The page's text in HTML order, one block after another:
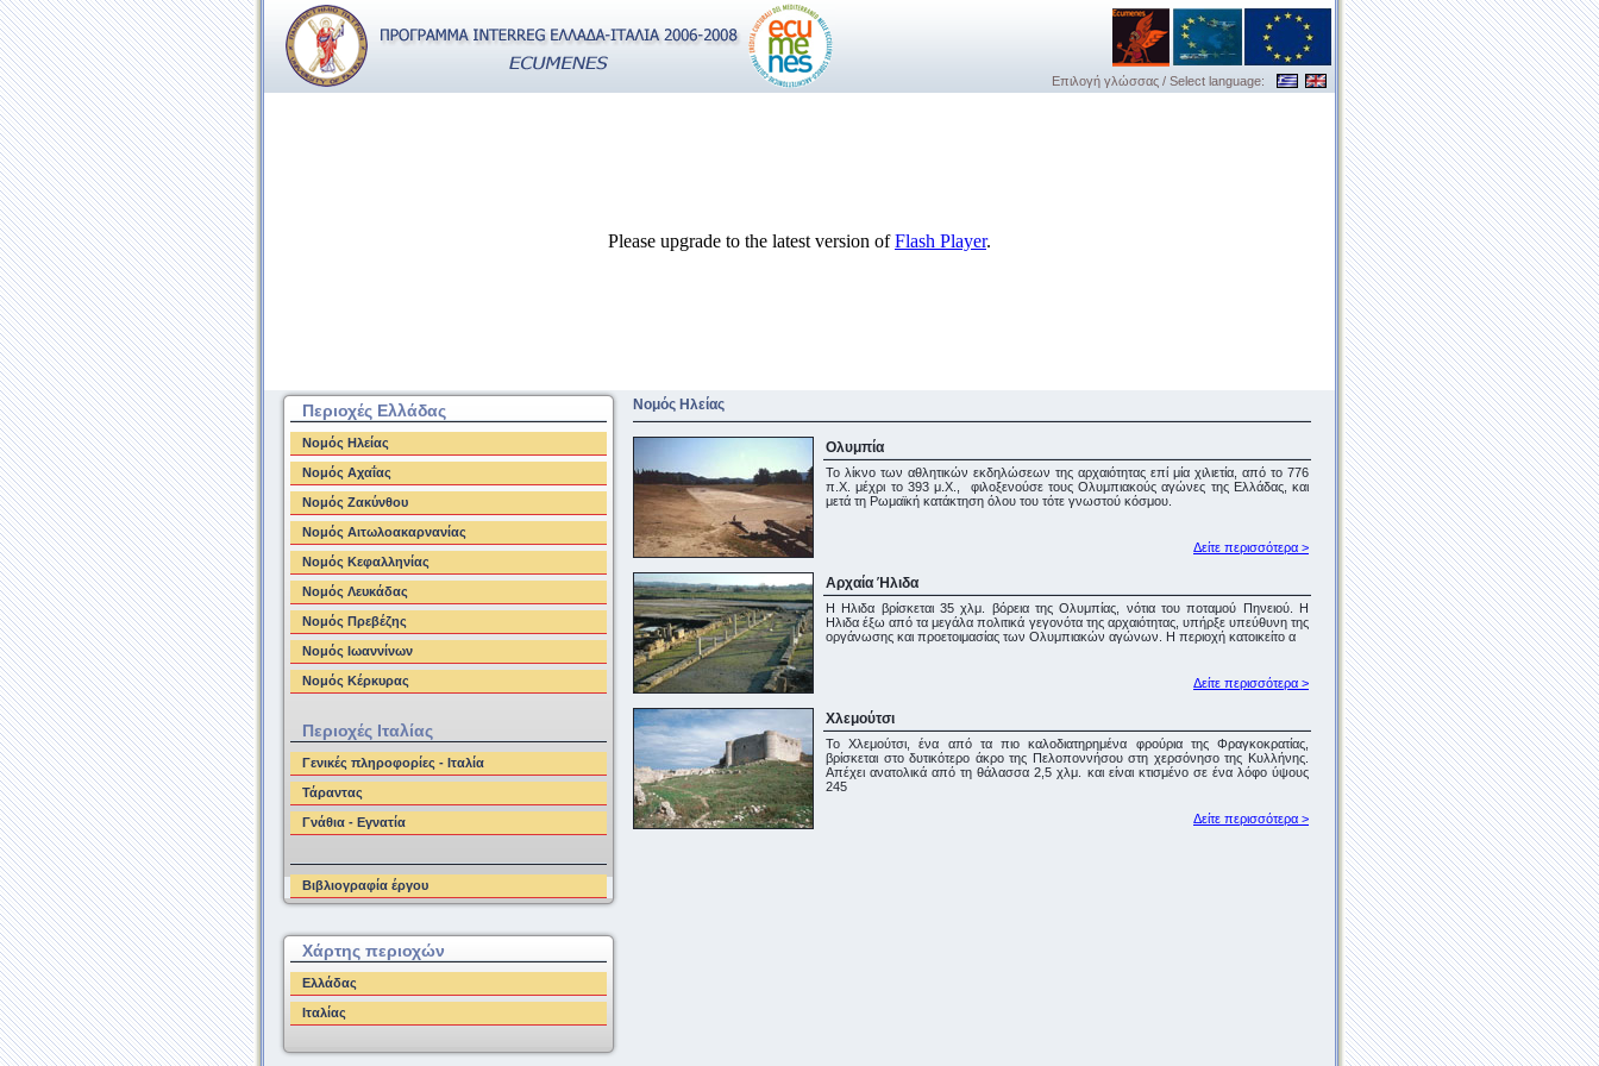
Επιλογή γλώσσας / Select language:
Please upgrade to the latest version ofFlash Player.
Περιοχές Ελλάδας
Νομός Ηλείας
Νομός Αχαΐας
Νομός Ζακύνθου
Νομός Αιτωλοακαρνανίας
Νομός Κεφαλληνίας
Νομός Λευκάδας
Νομός Πρεβέζης
Νομός Ιωαννίνων
Νομός Κέρκυρας
Περιοχές Ιταλίας
Γενικές πληροφορίες - Ιταλία
Τάραντας
Γνάθια - Εγνατία
Βιβλιογραφία έργου
Χάρτης περιοχών
Ελλάδας
Ιταλίας
Νομός Ηλείας
Ολυμπία
Το λίκνο των αθλητικών εκδηλώσεων της αρχαιότητας επί μία χιλιετία, από το 776
π.Χ. μέχρι το 393 μ.Χ., φιλοξενούσε τους Ολυμπιακούς αγώνες της Ελλάδας, και
μετά τη Ρωμαϊκή κατάκτηση όλου του τότε γνωστού κόσμου.
Δείτε περισσότερα >
Αρχαία Ήλιδα
Η Ηλιδα βρίσκεται 35 χλμ. βόρεια της Ολυμπίας, νότια του ποταμού Πηνειού. Η
Ηλιδα έξω από τα μεγάλα πολιτικά γεγονότα της αρχαιότητας, υπήρξε υπεύθυνη της
οργάνωσης και προετοιμασίας των Ολυμπιακών αγώνων. Η περιοχή κατοικείτο α
Δείτε περισσότερα >
Χλεμούτσι
Το Χλεμούτσι, ένα από τα πιο καλοδιατηρημένα φρούρια της Φραγκοκρατίας,
βρίσκεται στο δυτικότερο άκρο της Πελοποννήσου στη χερσόνησο της Κυλλήνης.
Απέχει ανατολικά από τη θάλασσα 2,5 χλμ. και είναι κτισμένο σε ένα λόφο ύψους
245
Δείτε περισσότερα >